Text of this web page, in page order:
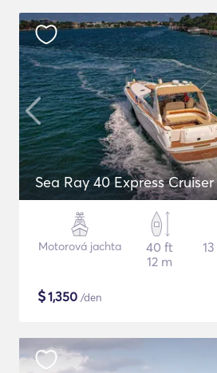
Sea Ray 40 Express Cruiser
Motorová jachta
40 ft
12 m
$1,350 /den